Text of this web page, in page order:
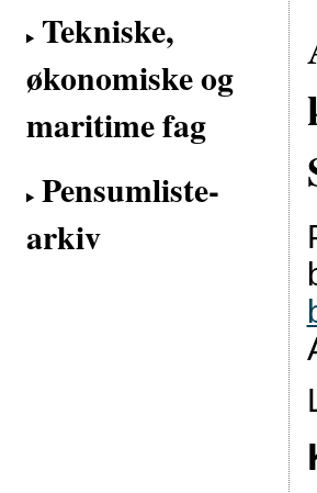
Tekniske,
økonomiske og
maritime fag
Pensumliste-
arkiv